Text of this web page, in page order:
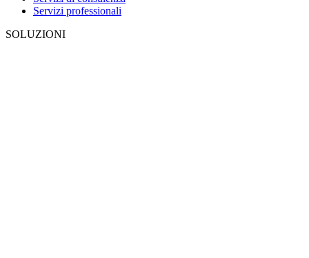
Servizi professionali
SOLUZIONI